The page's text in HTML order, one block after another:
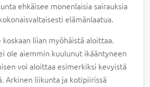
ehkäisee monenlaisia sairauksia
elämänlaatua.
liian myöhäistä aloittaa.
ole aiemmin kuulunut ikääntyneen
voi aloittaa esimerkiksi kevyistä
Arkinen liikunta ja kotipiirissä